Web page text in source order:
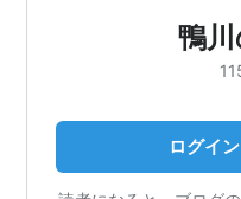
鴨
ログイ